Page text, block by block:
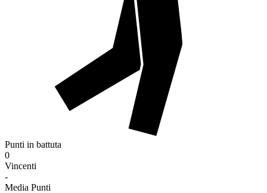
Punti in battuta
0
Vincenti
-
Media Punti